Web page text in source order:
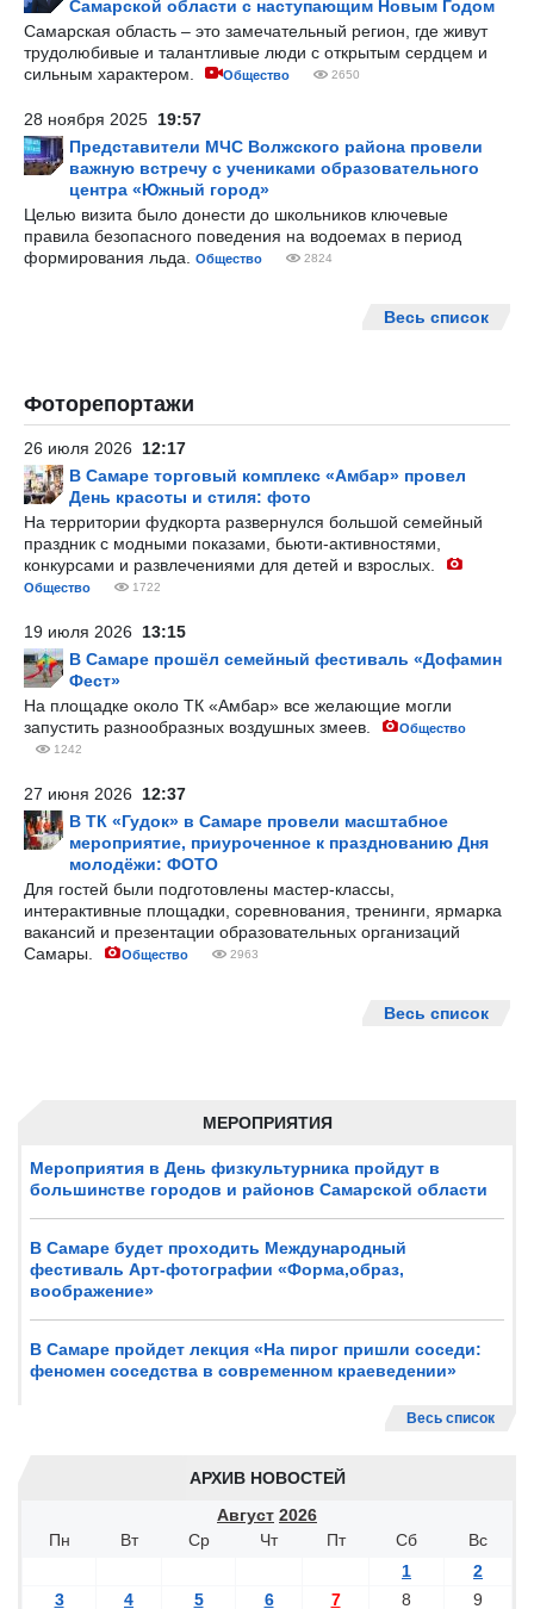
МЕРОПРИЯТИЯ
Мероприятия в День физкультурника пройдут в
большинстве городов и районов Самарской области
В Самаре будет проходить Международный
фестиваль Арт-фотографии «Форма,образ,
воображение»
В Самаре пройдет лекция «На пирог пришли соседи:
феномен соседства в современном краеведении»
Весь список
АРХИВ НОВОСТЕЙ
Август 2026
Пн
Вт Ср Чт Пт Сб
Вс
1
2
3
4 5 6 7 8 9
Самарской области с наступающим Новым Годом
Самарская область – это замечательный регион, где живут
трудолюбивые и талантливые люди с открытым сердцем и
сильным характером.
Общество 2650
28 ноября 2025 19:57
Представители МЧС Волжского района провели
важную встречу с учениками образовательного
центра «Южный город»
Целью визита было донести до школьников ключевые
правила безопасного поведения на водоемах в период
формирования льда.
Общество 2824
Весь список
Фоторепортажи
26 июля 2026 12:17
В Самаре торговый комплекс «Амбар» провел
День красоты и стиля: фото
На территории фудкорта развернулся большой семейный
праздник с модными показами, бьюти-активностями,
конкурсами и развлечениями для детей и взрослых.
Общество 1722
19 июля 2026 13:15
В Самаре прошёл семейный фестиваль «Дофамин
Фест»
На площадке около ТК «Амбар» все желающие могли
запустить разнообразных воздушных змеев.
Общество
1242
27 июня 2026 12:37
В ТК «Гудок» в Самаре провели масштабное
мероприятие, приуроченное к празднованию Дня
молодёжи: ФОТО
Для гостей были подготовлены мастер-классы,
интерактивные площадки, соревнования, тренинги, ярмарка
вакансий и презентации образовательных организаций
Самары.
Общество 2963
Весь список